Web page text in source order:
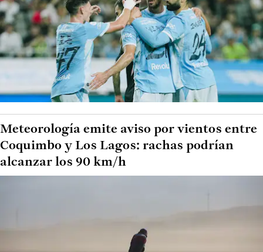
Meteorología emite aviso por vientos entre
Coquimbo y Los Lagos: rachas podrían
alcanzar los 90 km/h